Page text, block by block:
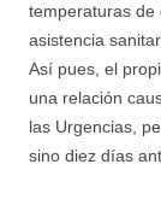
temperaturas de
asistencia
Así pues, el
una relación
las Urgencias,
sino diez días